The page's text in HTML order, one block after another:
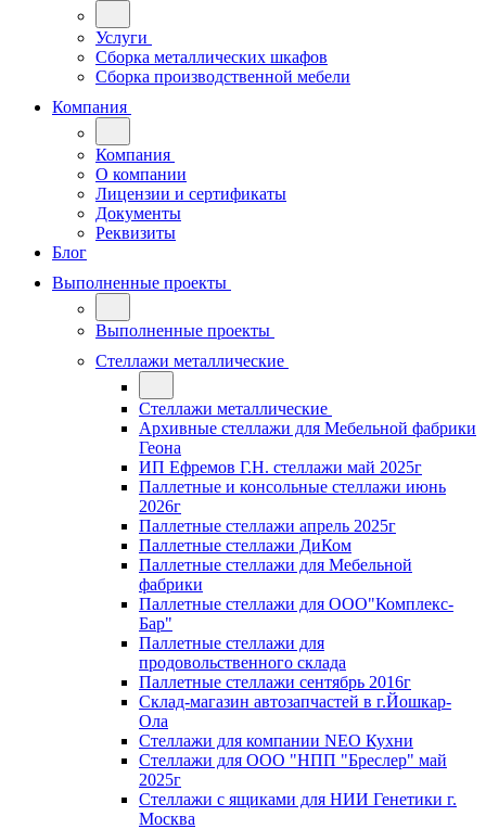
Услуги
Сборка металлических шкафов
Сборка производственной мебели
Компания
Компания
О компании
Лицензии и сертификаты
Документы
Реквизиты
Блог
Выполненные проекты
Выполненные проекты
Стеллажи металлические
Стеллажи металлические
Архивные стеллажи для Мебельной фабрики
Геона
ИП Ефремов Г.Н. стеллажи май 2025г
Паллетные и консольные стеллажи июнь
2026г
Паллетные стеллажи апрель 2025г
Паллетные стеллажи ДиКом
Паллетные стеллажи для Мебельной
фабрики
Паллетные стеллажи для ООО"Комплекс-
Бар"
Паллетные стеллажи для
продовольственного склада
Паллетные стеллажи сентябрь 2016г
Склад-магазин автозапчастей в г.Йошкар-
Ола
Стеллажи для компании NEO Кухни
Стеллажи для ООО "НПП "Бреслер" май
2025г
Стеллажи с ящиками для НИИ Генетики г.
Москва